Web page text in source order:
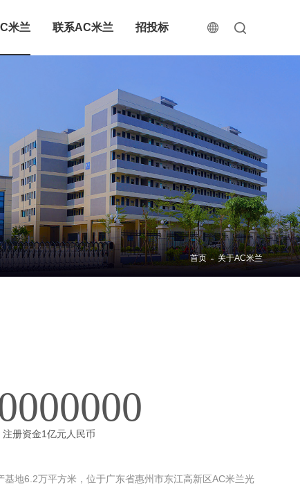
米兰 联系AC米兰 招投标
首页 关于AC米兰
注册资金1亿元人民币
地6.2万平方米，位于广东省惠州市东江高新区AC米兰光